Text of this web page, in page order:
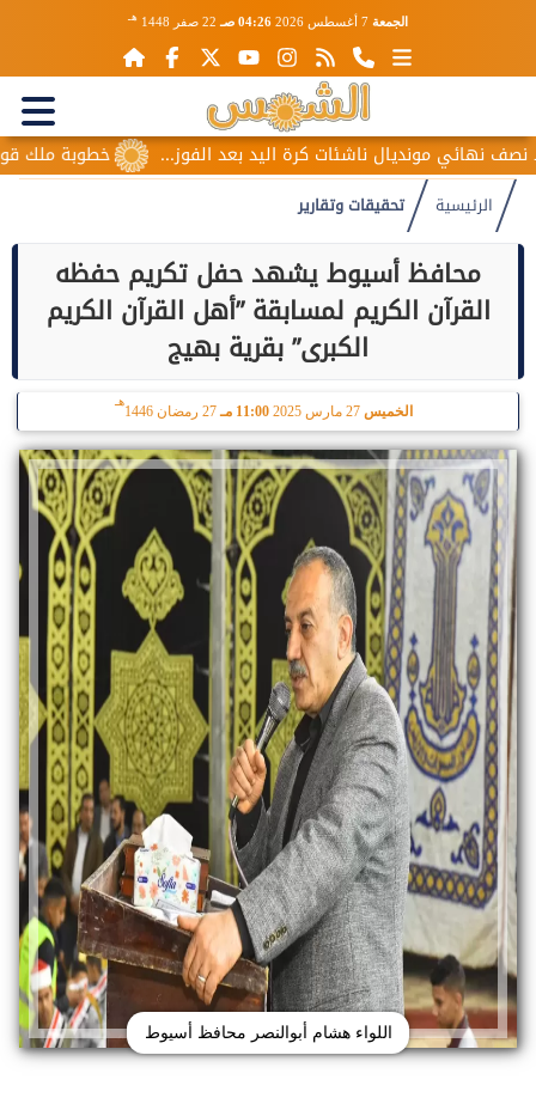
الجمعة 04:26 صـ 22 صفر 1448 هـ
خطوبة ملك قورة مونديال ناشئات كرة اليد بعد الفوز...
الرئيسية تحقيقات وتقارير
محافظ أسيوط يشهد حفل تكريم حفظه
القرآن الكريم لمسابقة ”أهل القرآن الكريم
الكبرى” بقرية بهيج
الخميس 27 مارس 2025 11:00 مـ 27 رمضان 1446
هـ
اللواء هشام أبوالنصر محافظ أسيوط